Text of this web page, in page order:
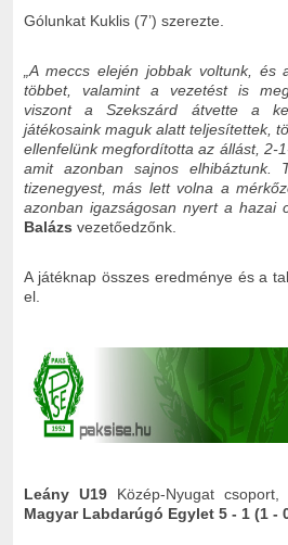
Gólunkat Kuklis (7’) szerezte.
„A meccs elején jobbak voltunk, és
többet, valamint a vezetést is
viszont a Szekszárd átvette a
játékosaink maguk alatt teljesítettek,
ellenfelünk megfordította az állást, 2-
amit azonban sajnos elhibáztunk.
tizenegyest, más lett volna a
azonban igazságosan nyert a hazai
Balázs vezetőedzőnk.
A játéknap összes eredménye és a
el.
Leány U19Közép-Nyugat csoport,
Magyar Labdarúgó Egylet 5 - 1 (1 -